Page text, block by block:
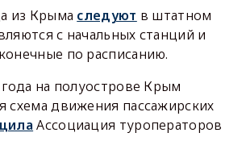
из Крыма следуют в штатном
с начальных станций и
по расписанию.
на полуострове Крым
схема движения пассажирских
Ассоциация туроператоров